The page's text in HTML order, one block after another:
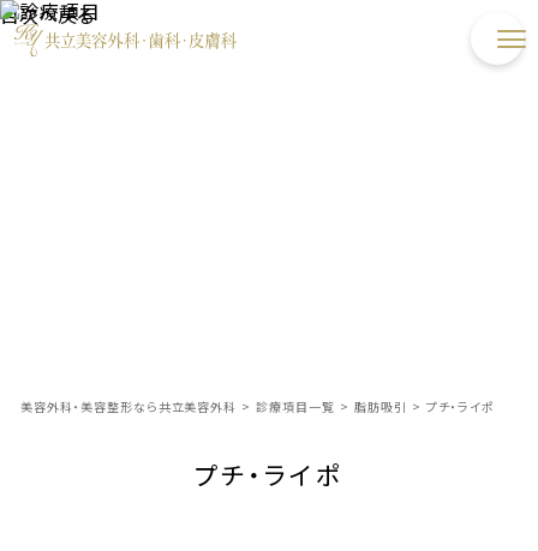
目次へ戻る
美容外科・美容整形なら共立美容外科 > 診療項目一覧 > 脂肪吸引 > プチ・ライポ
プチ・ライポ